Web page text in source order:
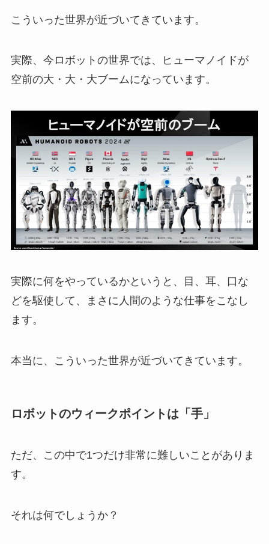
こういった世界が近づいてきています。
実際、今ロボットの世界では、ヒューマノイドが
空前の大・大・大ブームになっています。
実際に何をやっているかというと、目、耳、口な
どを駆使して、まさに人間のような仕事をこなし
ます。
本当に、こういった世界が近づいてきています。
ロボットのウィークポイントは「手」
ただ、この中で1つだけ非常に難しいことがありま
す。
それは何でしょうか？